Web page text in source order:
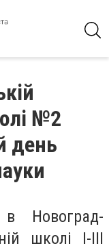
№2
день
Новоград-
школі І-ІІІ